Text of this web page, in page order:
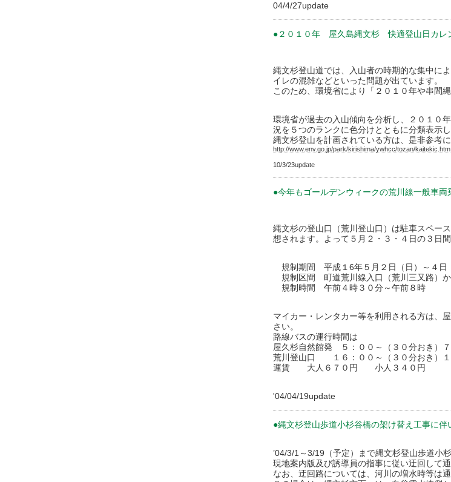
04/4/27update
●２０１０年 屋久島縄文杉 快適登山日カレ
縄文杉登山道では、入山者の時期的な集中に
イレの混雑などといった問題が出ています。
このため、環境省により「２０１０年や串間
環境省が過去の入山傾向を分析し、２０１０
況を５つのランクに色分けとともに分類表示
縄文杉登山を計画されている方は、是非参考に
http://www.env.go.jp/park/kirishima/ywhcc/tozan/kaitekic.htm
10/3/23update
●今年もゴールデンウィークの荒川線一般車両
縄文杉の登山口（荒川登山口）は駐車スペー
想されます。よって５月２・３・４日の３日
規制期間 平成１6年５月２日（日）～４日
規制区間 町道荒川線入口（荒川三又路）か
規制時間 午前４時３０分～午前８時
マイカー・レンタカー等を利用される方は、
さい。
路線バスの運行時間は
屋久杉自然館発 ５：００～（３０分おき）７
荒川登山口 １６：００～（３０分おき）
運賃 大人６７０円 小人３４０円
'04/04/19update
●縄文杉登山歩道小杉谷橋の架け替え工事に伴
’04/3/1～3/19（予定）まで縄文杉登山歩道小
現地案内版及び誘導員の指事に従い迂回して
なお、迂回路については、河川の増水時等は